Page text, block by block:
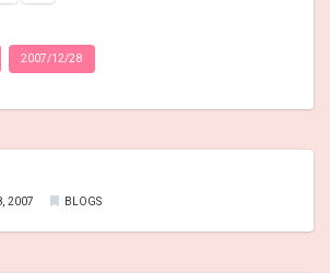
2007/12/28
2007 BLOGS